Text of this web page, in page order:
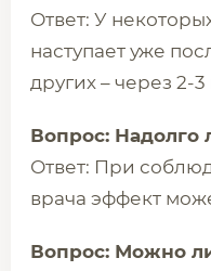
Ответ: У
наступает уже
других – через 2-
Вопрос: Надолго
Ответ: При
врача эффект
Вопрос: Можно